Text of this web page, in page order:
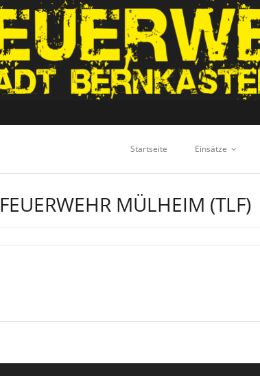
Startseite Einsätze
FEUERWEHR MÜLHEIM (TLF)